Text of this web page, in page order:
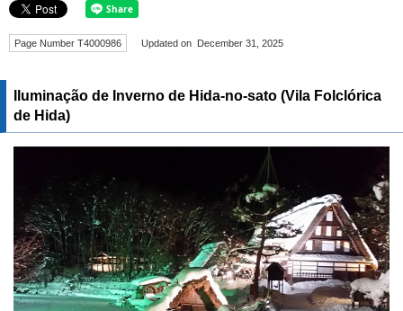
Page Number T4000986 Updated on December 31, 2025
Iluminação de Inverno de Hida-no-sato (Vila Folclórica
de Hida)